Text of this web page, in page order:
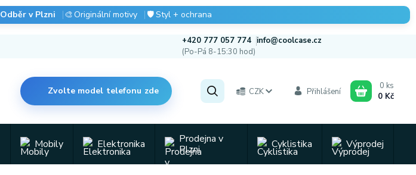
Odběr v Plzni 🎨Originální motivy 🛡️Styl + ochrana
+420 777 057 774 info@coolcase.cz
(Po-Pá 8-15:30 hod)
Zvolte model telefonu zde CZK Přihlášení
0 ks
0 Kč
Mobily Elektronika
Prodejna v
Plzni
Cyklistika Výprodej